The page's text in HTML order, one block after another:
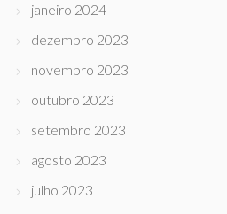
janeiro 2024
dezembro 2023
novembro 2023
outubro 2023
setembro 2023
agosto 2023
julho 2023